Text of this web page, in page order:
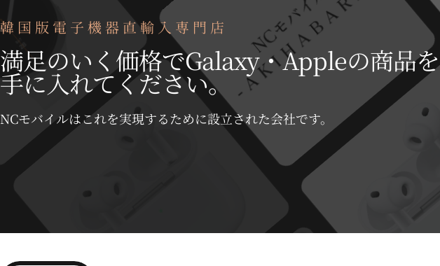
韓国版電子機器直輸入専門店
満足のいく価格でGalaxy・Appleの商品を
手に入れてください。
NCモバイルはこれを実現するために設立された会社です。